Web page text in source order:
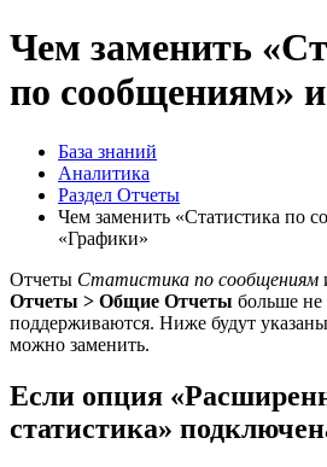
Чем заменить
по сообщениям»
База знаний
Аналитика
Раздел Отчеты
Чем заменить «Статистика по
«Графики»
Отчеты Статистика по сообщениям
Отчеты > Общие Отчеты больше не
поддерживаются. Ниже будут
можно заменить.
Если опция
статистика»